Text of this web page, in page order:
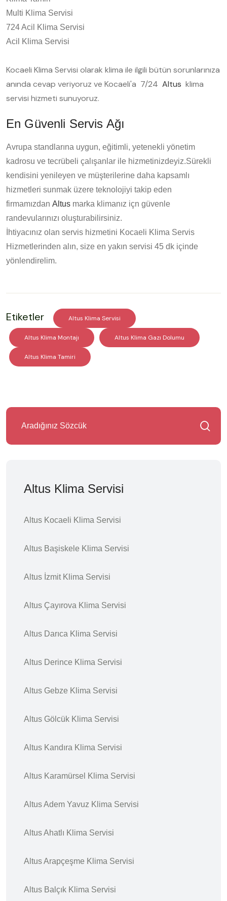
Multi Klima Servisi
724 Acil Klima Servisi
Acil Klima Servisi
Kocaeli Klima Servisi olarak klima ile ilgili bütün sorunlarınıza
anında cevap veriyoruz ve Kocaeli'a 7/24 Altus klima
servisi hizmeti sunuyoruz.
En Güvenli Servis Ağı
Avrupa standlarına uygun, eğitimli, yetenekli yönetim
kadrosu ve tecrübeli çalışanlar ile hizmetinizdeyiz.Sürekli
kendisini yenileyen ve müşterilerine daha kapsamlı
hizmetleri sunmak üzere teknolojiyi takip eden
firmamızdan Altus marka klimanız içn güvenle
randevularınızı oluşturabilirsiniz.
İhtiyacınız olan servis hizmetini Kocaeli Klima Servis
Hizmetlerinden alın, size en yakın servisi 45 dk içinde
yönlendirelim.
Etiketler Altus Klima Servisi
Altus Klima Montajı Altus Klima Gazı Dolumu
Altus Klima Tamiri
Altus Klima Servisi
Altus Kocaeli Klima Servisi
Altus Başiskele Klima Servisi
Altus İzmit Klima Servisi
Altus Çayırova Klima Servisi
Altus Darıca Klima Servisi
Altus Derince Klima Servisi
Altus Gebze Klima Servisi
Altus Gölcük Klima Servisi
Altus Kandıra Klima Servisi
Altus Karamürsel Klima Servisi
Altus Adem Yavuz Klima Servisi
Altus Ahatlı Klima Servisi
Altus Arapçeşme Klima Servisi
Altus Balçık Klima Servisi